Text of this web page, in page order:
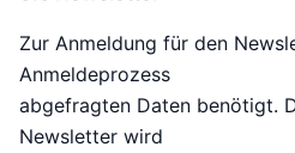
Zur Anmeldung für den
Anmeldeprozess
abgefragten Daten benötigt.
Newsletter wird